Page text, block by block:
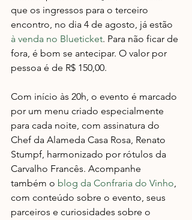
que os ingressos para o terceiro
encontro, no dia 4 de agosto, já estão
à venda no Blueticket. Para não ficar de
fora, é bom se antecipar. O valor por
pessoa é de R$ 150,00.
Com início às 20h, o evento é marcado
por um menu criado especialmente
para cada noite, com assinatura do
Chef da Alameda Casa Rosa, Renato
Stumpf, harmonizado por rótulos da
Carvalho Francês. Acompanhe
também o blog da Confraria do Vinho,
com conteúdo sobre o evento, seus
parceiros e curiosidades sobre o